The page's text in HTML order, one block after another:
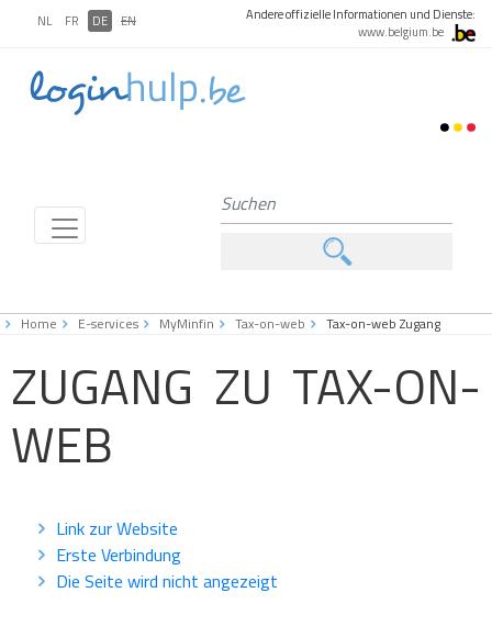
NL FR DE EN
Andere offizielle Informationen und Dienste:
www.belgium.be
Home E-services MyMinfin Tax-on-web Tax-on-web Zugang
ZUGANG ZU TAX-ON-
WEB
Link zur Website
Erste Verbindung
Die Seite wird nicht angezeigt